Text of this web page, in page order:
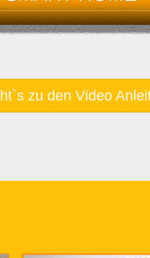
zu den Video